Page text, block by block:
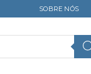
SOBRE NÓS